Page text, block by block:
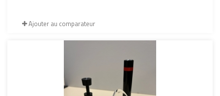
Ajouter au comparateur